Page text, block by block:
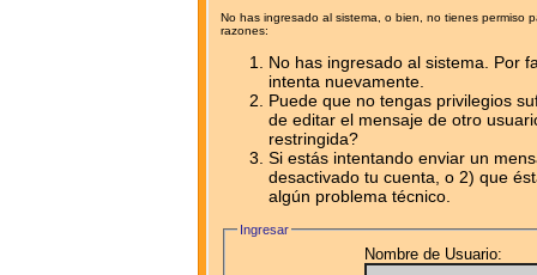
No has ingresado al sistema, o bien, no tienes permiso
razones:
No has ingresado al sistema. Por
intenta nuevamente.
Puede que no tengas privilegios
de editar el mensaje de otro
restringida?
Si estás intentando enviar un
desactivado tu cuenta, o 2) que
algún problema técnico.
Ingresar
Nombre de Usuario: